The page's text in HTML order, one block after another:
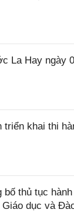
La Hay ngày
khai thi
thủ tục
dục và